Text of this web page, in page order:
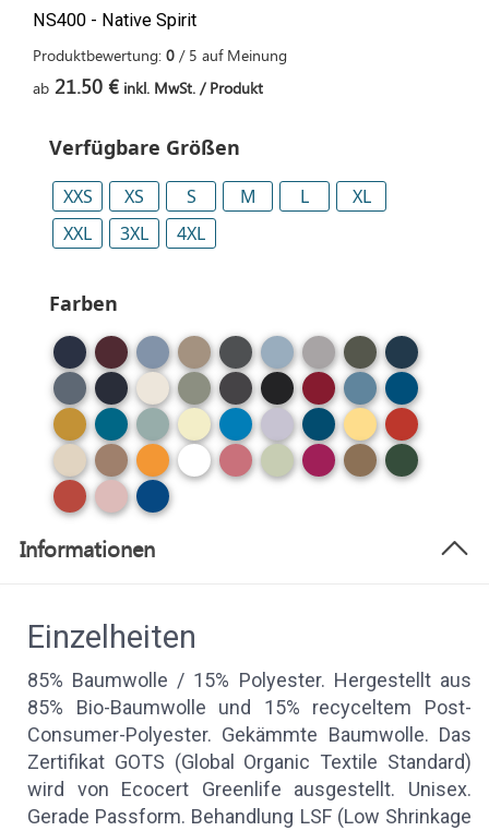
NS400 - Native Spirit
Produktbewertung: 0 / 5 auf Meinung
ab 21.50 € inkl. MwSt. / Produkt
Verfügbare Größen
XXS XS S M L
XL
XXL
3XL 4XL
Farben
Informationen
Einzelheiten
85% Baumwolle / 15% Polyester. Hergestellt aus
85% Bio-Baumwolle und 15% recyceltem Post-
Consumer-Polyester. Gekämmte Baumwolle. Das
Zertifikat GOTS (Global Organic Textile Standard)
wird von Ecocert Greenlife ausgestellt. Unisex.
Gerade Passform. Behandlung LSF (Low Shrinkage